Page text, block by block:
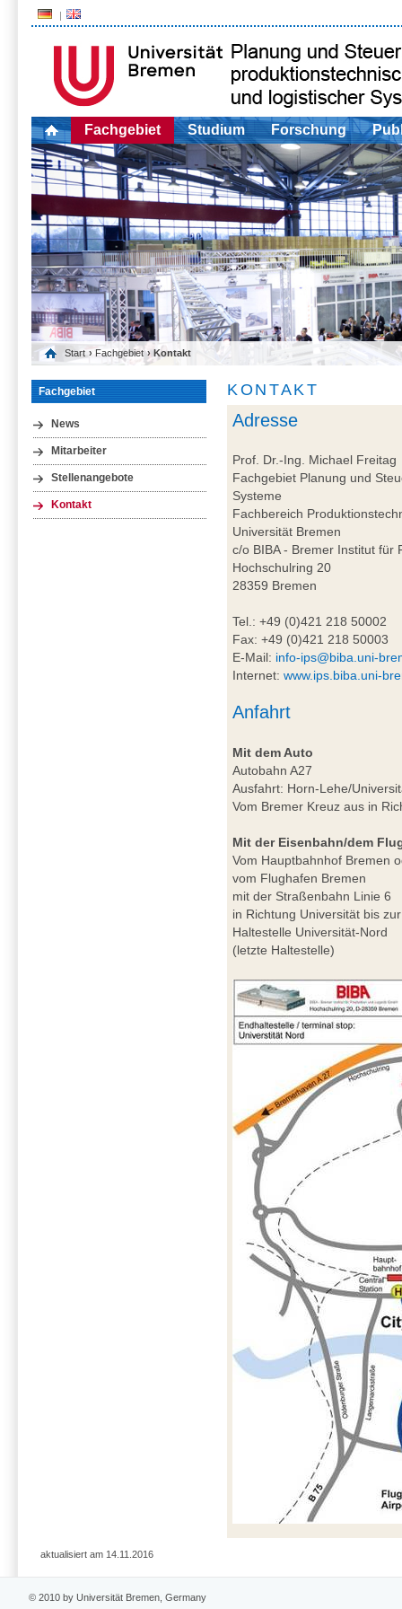
Fachgebiet Studium Forschung
Start › Fachgebiet › Kontakt
Fachgebiet
News
Mitarbeiter
Stellenangebote
Kontakt
KONTAKT
Adresse
Prof. Dr.-Ing. Michael Freitag
Fachgebiet Planung und
Systeme
Fachbereich
Universität Bremen
c/o BIBA - Bremer Institut für
Hochschulring 20
28359 Bremen
Tel.: +49 (0)421 218 50002
Fax: +49 (0)421 218 50003
E-Mail: info-ips@biba.uni-
Internet:www.ips.biba.uni-
Anfahrt
Mit dem Auto
Autobahn A27
Ausfahrt: Horn-Lehe/
Vom Bremer Kreuz aus in
Mit der Eisenbahn/dem
Vom Hauptbahnhof Bremen
vom Flughafen Bremen
mit der Straßenbahn Linie 6
in Richtung Universität bis zur
Haltestelle Universität-Nord
(letzte Haltestelle)
aktualisiert am 14.11.2016
© 2010 by Universität Bremen, Germany